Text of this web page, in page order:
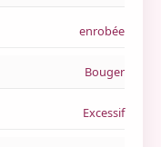
enrobée
Bouger
Excessif